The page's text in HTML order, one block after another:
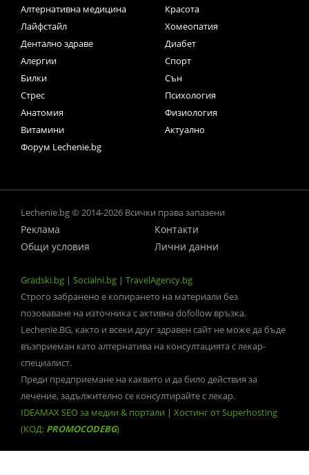
Алтернативна медицина
Красота
Лайфстайл
Хомеопатия
Дентално здраве
Диабет
Алергии
Спорт
Билки
Сън
Стрес
Психология
Анатомия
Физиология
Витамини
Актуално
Форум Lechenie.bg
Lechenie.bg © 2014-2026 Всички права запазени
Реклама
Контакти
Общи условия
Лични данни
Gradski.bg | Socialni.bg | TravelAgency.bg
Строго забранено е копирането на материали без
позоваване на източника с активна dofollow връзка.
Lechenie.BG, както и всеки друг здравен сайт не може да бъде
възприеман като алтернатива на консултацията с лекар-
специалист.
Преди предприемане на каквито и да било действия за
лечение, задължително се консултирайте с лекар.
IDEAMAX SEO за медии & портали | Хостинг от Superhosting
(КОД: PROMOCODEBG)